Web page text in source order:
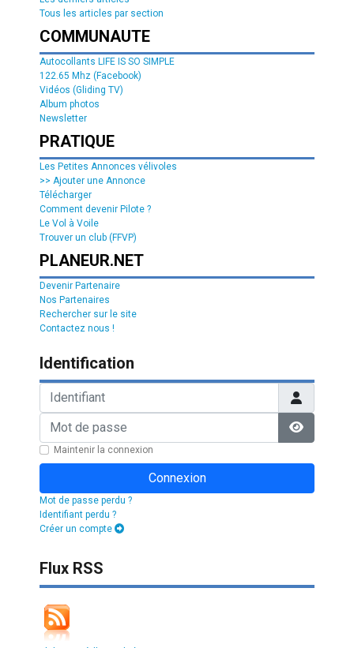
Tous les articles par section
COMMUNAUTE
Autocollants LIFE IS SO SIMPLE
122.65 Mhz (Facebook)
Vidéos (Gliding TV)
Album photos
Newsletter
PRATIQUE
Les Petites Annonces vélivoles
>> Ajouter une Annonce
Télécharger
Comment devenir Pilote ?
Le Vol à Voile
Trouver un club (FFVP)
PLANEUR.NET
Devenir Partenaire
Nos Partenaires
Rechercher sur le site
Contactez nous !
Identification
Afficher
Maintenir la connexion
Connexion
Mot de passe perdu ?
Identifiant perdu ?
Créer un compte
Flux RSS